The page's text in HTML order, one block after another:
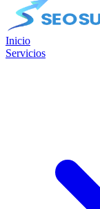
Inicio
Servicios